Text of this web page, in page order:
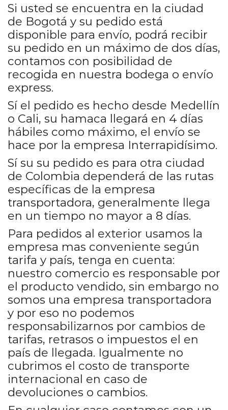
Si usted se encuentra en la ciudad
de Bogotá y su pedido está
disponible para envío, podrá recibir
su pedido en un máximo de dos días,
contamos con posibilidad de
recogida en nuestra bodega o envío
express.
Sí el pedido es hecho desde Medellín
o Cali, su hamaca llegará en 4 días
hábiles como máximo, el envío se
hace por la empresa Interrapidísimo.
Sí su su pedido es para otra ciudad
de Colombia dependerá de las rutas
específicas de la empresa
transportadora, generalmente llega
en un tiempo no mayor a 8 días.
Para pedidos al exterior usamos la
empresa mas conveniente según
tarifa y país, tenga en cuenta:
nuestro comercio es responsable por
el producto vendido, sin embargo no
somos una empresa transportadora
y por eso no podemos
responsabilizarnos por cambios de
tarifas, retrasos o impuestos el en
país de llegada. Igualmente no
cubrimos el costo de transporte
internacional en caso de
devoluciones o cambios.